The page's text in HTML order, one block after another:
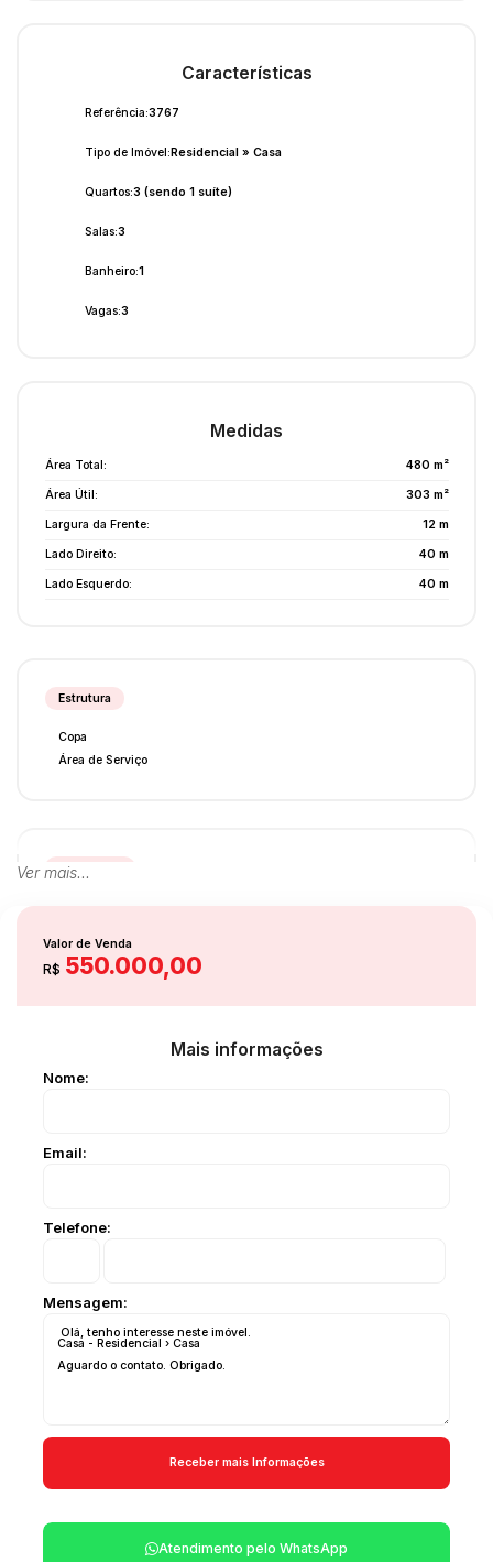
Características
Referência:3767
Tipo de Imóvel:Residencial » Casa
Quartos:3 (sendo 1 suíte)
Salas:3
Banheiro:1
Vagas:3
Medidas
Área Total: 480 m²
Área Útil: 303 m²
Largura da Frente: 12 m
Lado Direito: 40 m
Lado Esquerdo: 40 m
Estrutura
Copa
Área de Serviço
Destaques
Ver mais...
R$ 550.000,00
Valor de Venda
Mais informações
Nome:
Email:
Telefone:
Mensagem:
Atendimento pelo WhatsApp